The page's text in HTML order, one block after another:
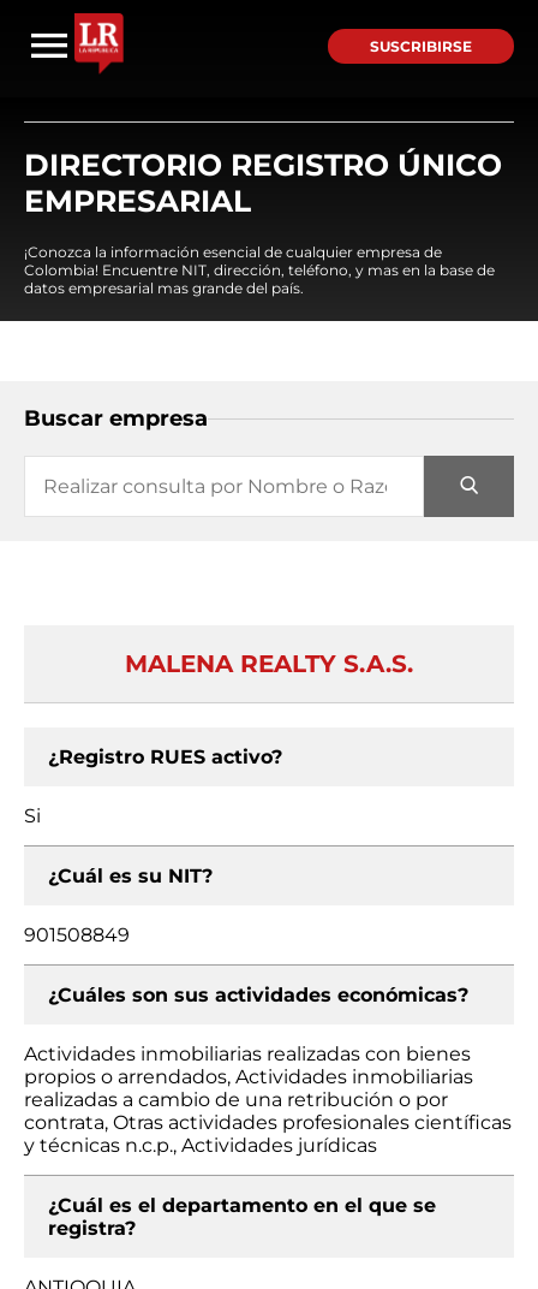
SUSCRIBIRSE
DIRECTORIO REGISTRO ÚNICO
EMPRESARIAL
¡Conozca la información esencial de cualquier empresa de
Colombia! Encuentre NIT, dirección, teléfono, y mas en la base de
datos empresarial mas grande del país.
Buscar empresa
MALENA REALTY S.A.S.
¿Registro RUES activo?
Si
¿Cuál es su NIT?
901508849
¿Cuáles son sus actividades económicas?
Actividades inmobiliarias realizadas con bienes
propios o arrendados, Actividades inmobiliarias
realizadas a cambio de una retribución o por
contrata, Otras actividades profesionales científicas
y técnicas n.c.p., Actividades jurídicas
¿Cuál es el departamento en el que se
registra?